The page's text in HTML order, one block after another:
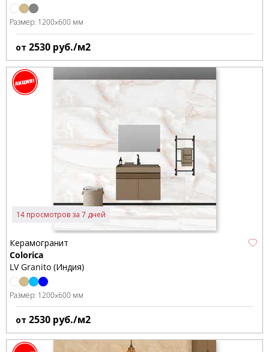
Размер: 1200x600 мм
от 2530 руб./м2
14 просмотров за 7 дней
Керамогранит
Colorica
LV Granito (Индия)
Размер: 1200x600 мм
от 2530 руб./м2